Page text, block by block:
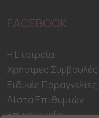
FACEBOOK
H Εταιρεία
Χρήσιμες Συμβουλές
Ειδικές Παραγγελίες
Λίστα Επιθυμιών
Επικοινωνία